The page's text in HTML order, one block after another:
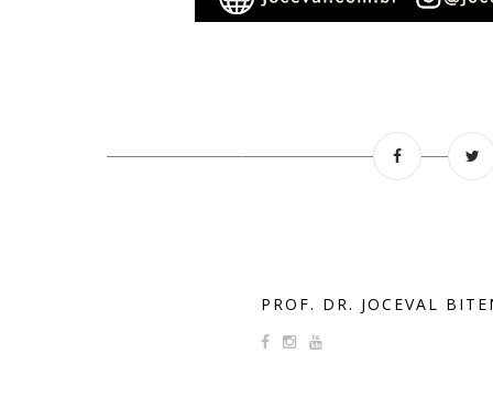
PROF. DR. JOCEVAL